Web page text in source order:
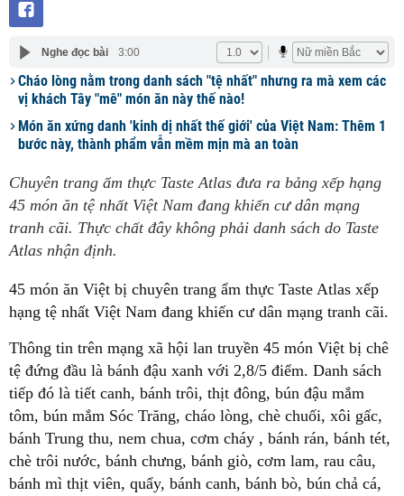
Nghe đọc bài 3:00
Cháo lòng nằm trong danh sách "tệ nhất" nhưng ra mà xem các
vị khách Tây "mê" món ăn này thế nào!
Món ăn xứng danh 'kinh dị nhất thế giới' của Việt Nam: Thêm 1
bước này, thành phẩm vẫn mềm mịn mà an toàn
Chuyên trang ẩm thực Taste Atlas đưa ra bảng xếp hạng
45 món ăn tệ nhất Việt Nam đang khiến cư dân mạng
tranh cãi. Thực chất đây không phải danh sách do Taste
Atlas nhận định.
45 món ăn Việt bị chuyên trang ẩm thực Taste Atlas xếp
hạng tệ nhất Việt Nam đang khiến cư dân mạng tranh cãi.
Thông tin trên mạng xã hội lan truyền 45 món Việt bị chê
tệ đứng đầu là bánh đậu xanh với 2,8/5 điểm. Danh sách
tiếp đó là tiết canh, bánh trôi, thịt đông, bún đậu mắm
tôm, bún mắm Sóc Trăng, cháo lòng, chè chuối, xôi gấc,
bánh Trung thu, nem chua, cơm cháy , bánh rán, bánh tét,
chè trôi nước, bánh chưng, bánh giò, cơm lam, rau câu,
bánh mì thịt viên, quẩy, bánh canh, bánh bò, bún chả cá,